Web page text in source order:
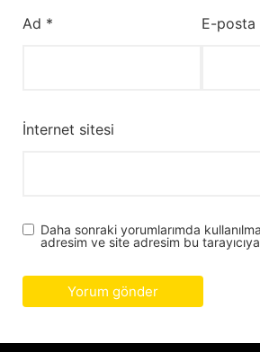
Ad * E-posta
İnternet sitesi
Daha sonraki yorumlarımda
adresim ve site adresim bu